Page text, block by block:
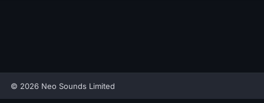
© 2026 Neo Sounds Limited